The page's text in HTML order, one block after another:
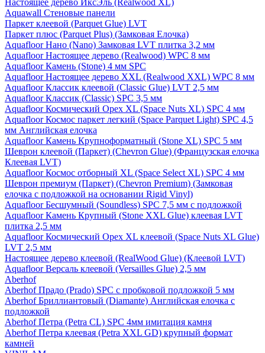
Настоящее дерево ИксЭль (Realwood XL)
Aquawall Стеновые панели
Паркет клеевой (Parquet Glue) LVT
Паркет плюс (Parquet Plus) (Замковая Елочка)
Aquafloor Нано (Nano) Замковая LVT плитка 3,2 мм
Aquafloor Настоящее дерево (Realwood) WPC 8 мм
Aquafloor Камень (Stone) 4 мм SPC
Aquafloor Настоящее дерево XXL (Realwood XXL) WPC 8 мм
Aquafloor Классик клеевой (Classic Glue) LVT 2,5 мм
Aquafloor Классик (Classic) SPC 3,5 мм
Aquafloor Космический Орех XL (Space Nuts XL) SPC 4 мм
Aquafloor Космос паркет легкий (Space Parquet Light) SPC 4,5
мм Английская елочка
Aquafloor Камень Крупноформатный (Stone XL) SPC 5 мм
Шеврон клеевой (Паркет) (Chevron Glue) (Французская елочка
Клеевая LVT)
Aquafloor Космос отборный XL (Space Select XL) SPC 4 мм
Шеврон премиум (Паркет) (Chevron Premium) (Замковая
елочка с подложкой на основании Rigid Vinyl)
Aquafloor Бесшумный (Soundless) SPC 7,5 мм с подложкой
Aquafloor Камень Крупный (Stone XXL Glue) клеевая LVT
плитка 2,5 мм
Aquafloor Космический Орех XL клеевой (Space Nuts XL Glue)
LVT 2,5 мм
Настоящее дерево клеевой (RealWood Glue) (Клеевой LVT)
Aquafloor Версаль клеевой (Versailles Glue) 2,5 мм
Aberhof
Aberhof Прадо (Prado) SPC с пробковой подложкой 5 мм
Aberhof Бриллиантовый (Diamante) Английская елочка с
подложкой
Aberhof Петра (Petra CL) SPC 4мм имитация камня
Aberhof Петра клеевая (Petra XXL GD) крупный формат
камней